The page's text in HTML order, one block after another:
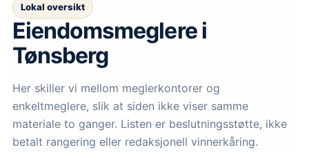
Lokal oversikt
Eiendomsmeglerei
Tønsberg
Her skiller vi mellom meglerkontorer og
enkeltmeglere, slik at siden ikke viser samme
materiale to ganger. Listen er beslutningsstøtte, ikke
betalt rangering eller redaksjonell vinnerkåring.